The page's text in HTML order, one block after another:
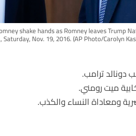
shake hands as Romney leaves Trump
Saturday, Nov. 19, 2016. (AP Photo/Carolyn
دونالد ترامب.
ميت رومني.
ومعاداة النساء والكذب.